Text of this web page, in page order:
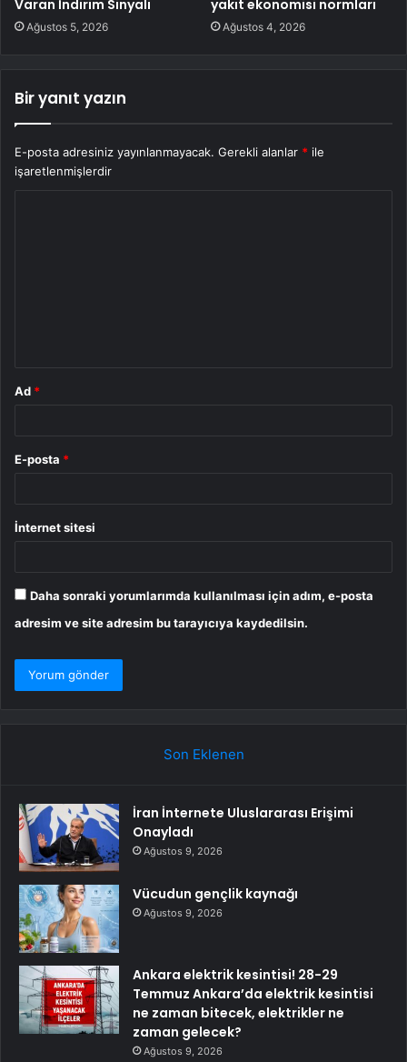
Varan İndirim Sinyali
Ağustos 5, 2026
yakıt ekonomisi normları
Ağustos 4, 2026
Bir yanıt yazın
E-posta adresiniz yayınlanmayacak. Gerekli alanlar * ile
işaretlenmişlerdir
Ad *
E-posta *
İnternet sitesi
Daha sonraki yorumlarımda kullanılması için adım, e-posta
adresim ve site adresim bu tarayıcıya kaydedilsin.
Son Eklenen
İran İnternete Uluslararası Erişimi
Onayladı
Ağustos 9, 2026
Vücudun gençlik kaynağı
Ağustos 9, 2026
Ankara elektrik kesintisi! 28-29
Temmuz Ankara’da elektrik kesintisi
ne zaman bitecek, elektrikler ne
zaman gelecek?
Ağustos 9, 2026